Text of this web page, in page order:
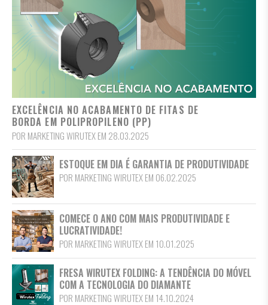
EXCELÊNCIA NO ACABAMENTO DE FITAS DE
BORDA EM POLIPROPILENO (PP)
POR MARKETING WIRUTEX EM 28.03.2025
ESTOQUE EM DIA É GARANTIA DE PRODUTIVIDADE
POR MARKETING WIRUTEX EM 06.02.2025
COMECE O ANO COM MAIS PRODUTIVIDADE E
LUCRATIVIDADE!
POR MARKETING WIRUTEX EM 10.01.2025
FRESA WIRUTEX FOLDING: A TENDÊNCIA DO MÓVEL
COM A TECNOLOGIA DO DIAMANTE
POR MARKETING WIRUTEX EM 14.10.2024